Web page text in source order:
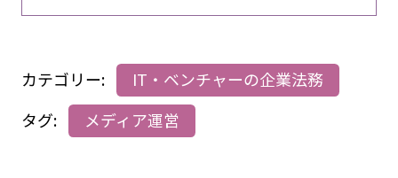
カテゴリー:
IT・ベンチャーの企業法務
タグ:
メディア運営